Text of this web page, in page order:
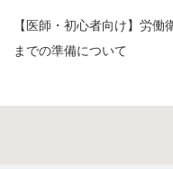
【医師・初心者向け】労
までの準備について